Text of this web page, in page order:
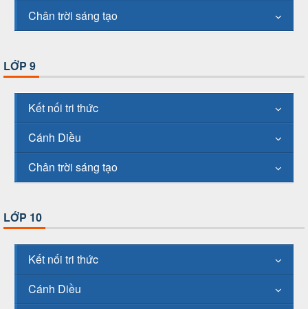
Chân trời sáng tạo
LỚP 9
Kết nối tri thức
Cánh Diều
Chân trời sáng tạo
LỚP 10
Kết nối tri thức
Cánh Diều